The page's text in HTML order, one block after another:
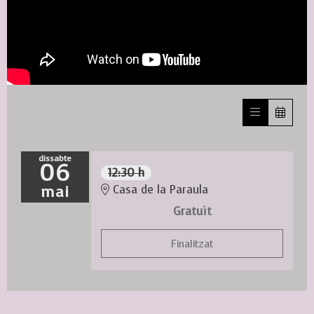
dissabte
06
mai
12:30 h
Casa de la Paraula
Gratuït
Finalitzat